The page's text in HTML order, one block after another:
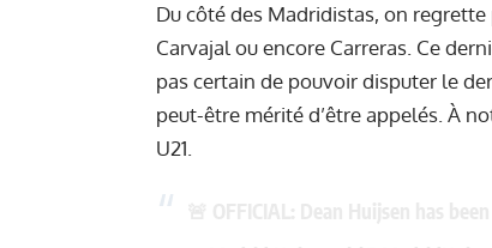
Du côté des Madridistas, on
Carvajal ou encore Carreras. Ce
pas certain de pouvoir disputer le
peut-être mérité d’être appelés. À
U21.